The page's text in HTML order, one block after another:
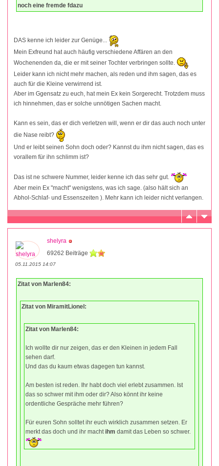
noch eine fremde fdazu
DAS kenne ich leider zur Genüge...
Mein Exfreund hat auch häufig verschiedene Affären an den
Wochenenden da, die er mit seiner Tochter verbringen sollte.
Leider kann ich nicht mehr machen, als reden und ihm sagen, das es
auch für die Kleine verwirrend ist.
Aber im Ggensatz zu euch, hat mein Ex kein Sorgerecht. Trotzdem muss
ich hinnehmen, das er solche unnötigen Sachen macht.
Kann es sein, das er dich verletzen will, wenn er dir das auch noch unter
die Nase reibt?
Und er leibt seinen Sohn doch oder? Kannst du ihm nicht sagen, das es
vorallem für ihn schlimm ist?
Das ist ne schwere Nummer, leider kenne ich das sehr gut.
Aber mein Ex "macht" wenigstens, was ich sage. (also hält sich an
Abhol-Schlaf- und Essenszeiten ). Mehr kann ich leider nicht verlangen.
shelyra
69262 Beiträge
05.11.2015 14:07
Zitat von Marlen84:
Zitat von MiramitLionel:
Zitat von Marlen84:
Ich wollte dir nur zeigen, das er den Kleinen in jedem Fall
sehen darf.
Und das du kaum etwas dagegen tun kannst.
Am besten ist reden. Ihr habt doch viel erlebt zusammen. Ist
das so schwer mit ihm oder dir? Also könnt ihr keine
ordentliche Gespräche mehr führen?
Für euren Sohn solltet ihr euch wirklich zusammen setzen. Er
merkt das doch und ihr macht ihm damit das Leben so schwer.